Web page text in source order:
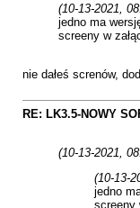
(10-13-2021,
jedno ma
screeny w
nie dałeś screnów,
RE: LK3.5-NOWY
(10-13-2021,
(10-13-
jedno
screeny